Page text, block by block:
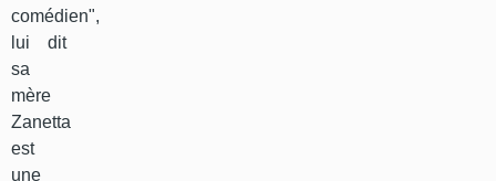
comédien",
lui dit
sa
mère
Zanetta
est
une